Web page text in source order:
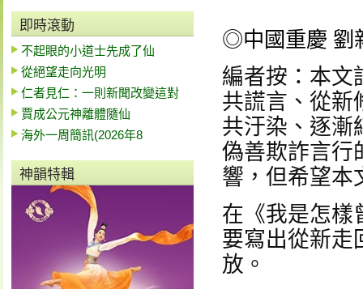
即時滾動
不起眼的小道士先成了仙
從絕望走向光明
仁者見仁：一則新聞改變這對
賈成公元神離體隨仙
海外一周簡訊(2026年8
神韻特輯
◎中國重慶 劉
編者按：本文
共謊言、從新
共汙染、逐漸
偽善欺詐言行
響，但希望本
在《我是怎樣
要寫出從新走
放。